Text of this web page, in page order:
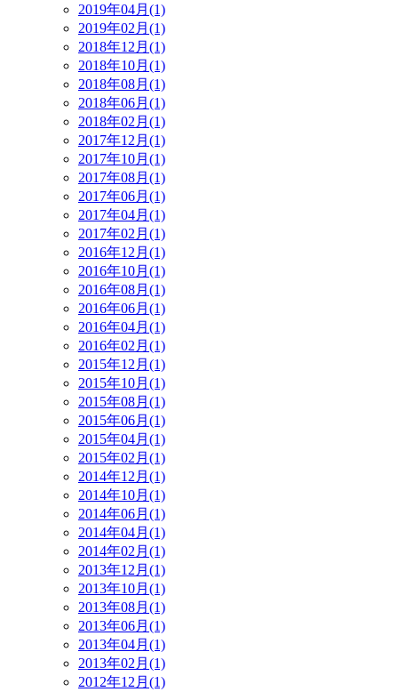
2019年04月(1)
2019年02月(1)
2018年12月(1)
2018年10月(1)
2018年08月(1)
2018年06月(1)
2018年02月(1)
2017年12月(1)
2017年10月(1)
2017年08月(1)
2017年06月(1)
2017年04月(1)
2017年02月(1)
2016年12月(1)
2016年10月(1)
2016年08月(1)
2016年06月(1)
2016年04月(1)
2016年02月(1)
2015年12月(1)
2015年10月(1)
2015年08月(1)
2015年06月(1)
2015年04月(1)
2015年02月(1)
2014年12月(1)
2014年10月(1)
2014年06月(1)
2014年04月(1)
2014年02月(1)
2013年12月(1)
2013年10月(1)
2013年08月(1)
2013年06月(1)
2013年04月(1)
2013年02月(1)
2012年12月(1)